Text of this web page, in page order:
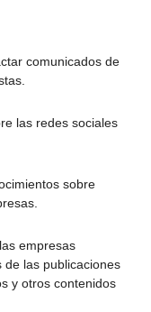
comunicados de
las redes sociales
sobre
empresas
las publicaciones
y otros contenidos